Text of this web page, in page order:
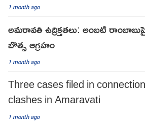
1 month ago
అమరావతి ఉద్రిక్తతలు: అంబటి
బొత్స ఆగ్రహం
1 month ago
Three cases filed in
clashes in Amaravati
1 month ago